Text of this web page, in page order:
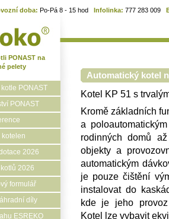
doba: Po-Pá 8 - 15 hod Infolinka: 777 283 009
PONAST na
pelety
PONAST
PONAST
2026
2026
formulář
díly
ESREKO
Automatický kotel
Kotel KP 51 s
Kromě základních
a
rodinných domů
objekty a
automatickým
je pouze čištění
instalovat do
kde je jeho provoz
Kotel lze vybavit